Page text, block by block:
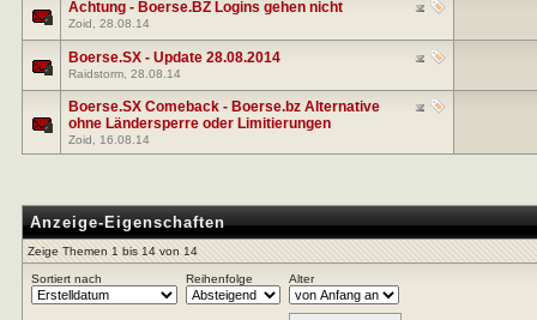
Achtung - Boerse.BZ Logins gehen nicht
Zoid , 28.08.14
Boerse.SX - Update 28.08.2014
Raidstorm , 28.08.14
Boerse.SX Comeback - Boerse.bz Alternative
ohne Ländersperre oder Limitierungen
Zoid , 16.08.14
Anzeige-Eigenschaften
Zeige Themen 1 bis 14 von 14
Sortiert nach Reihenfolge Alter